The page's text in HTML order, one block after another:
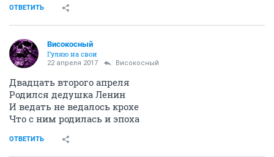
ОТВЕТИТЬ
Високосный
Гуляю на свои
22 апреля 2017 Високосный
Двадцать второго апреля
Родился дедушка Ленин
И ведать не ведалось крохе
Что с ним родилась и эпоха
ОТВЕТИТЬ